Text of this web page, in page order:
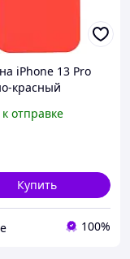
iPhone 13 Pro
красный
для Айфон
к отправке
Купить
100%